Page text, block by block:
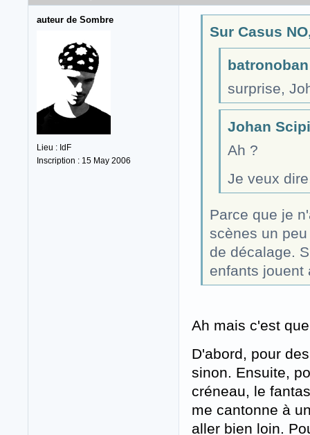
auteur de Sombre
Lieu : IdF
Inscription : 15 May 2006
Sur Casus
surprise,
Johan
Ah ?
Je veux
Parce que je
scènes un
de décalage.
enfants jouent
Ah mais c'est
D'abord, pour
sinon. Ensuite,
créneau, le
me cantonne à
aller bien loin.